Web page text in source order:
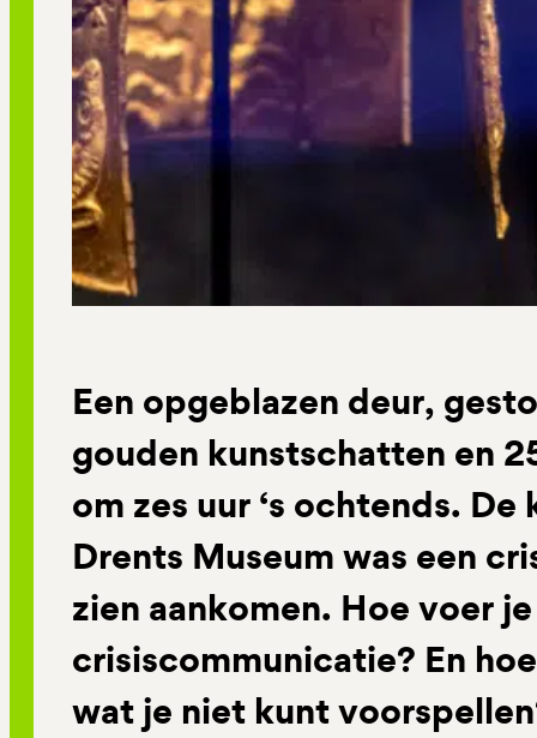
Een opgeblazen deur,
gouden kunstschatten en
om zes uur ‘s ochtends.
Drents Museum was een
zien aankomen. Hoe voer
crisiscommunicatie? En
wat je niet kunt